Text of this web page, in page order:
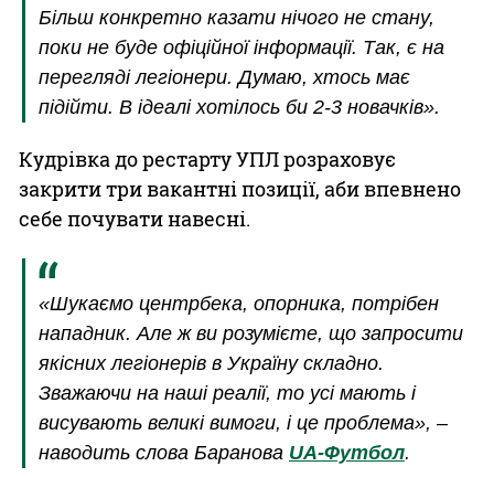
Більш конкретно казати нічого не стану,
поки не буде офіційної інформації. Так, є на
перегляді легіонери. Думаю, хтось має
підійти. В ідеалі хотілось би 2-3 новачків».
Кудрівка до рестарту УПЛ розраховує
закрити три вакантні позиції, аби впевнено
себе почувати навесні.
«Шукаємо центрбека, опорника, потрібен
нападник. Але ж ви розумієте, що запросити
якісних легіонерів в Україну складно.
Зважаючи на наші реалії, то усі мають і
висувають великі вимоги, і це проблема», –
наводить слова Баранова UA-Футбол.